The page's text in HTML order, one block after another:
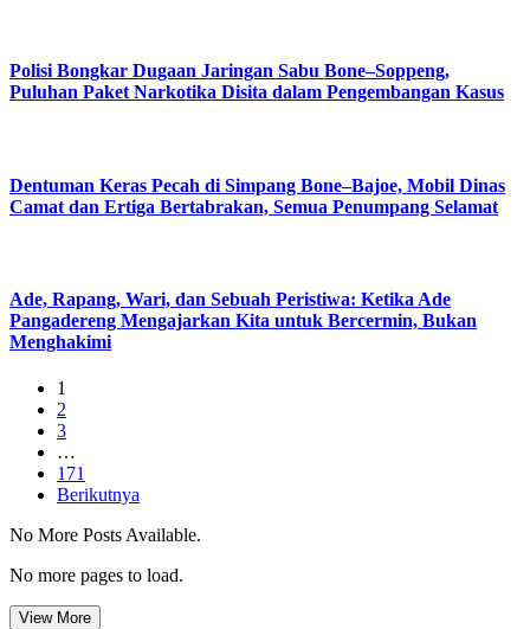
Polisi Bongkar Dugaan Jaringan Sabu Bone–Soppeng,
Puluhan Paket Narkotika Disita dalam Pengembangan Kasus
Dentuman Keras Pecah di Simpang Bone–Bajoe, Mobil Dinas
Camat dan Ertiga Bertabrakan, Semua Penumpang Selamat
Ade, Rapang, Wari, dan Sebuah Peristiwa: Ketika Ade
Pangadereng Mengajarkan Kita untuk Bercermin, Bukan
Menghakimi
1
2
3
…
171
Berikutnya
No More Posts Available.
No more pages to load.
View More